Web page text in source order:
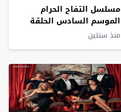
مسلسل التفاح الحرام
الموسم السادس الحلقة
30 مترجم الاخيرة
منذ سنتين